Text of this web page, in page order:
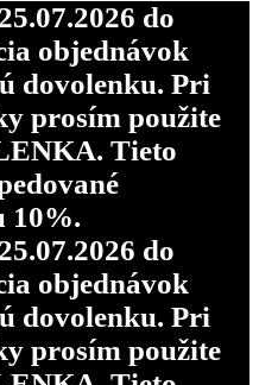
do
objednávok
dovolenku. Pri
prosím použite
Tieto
10%.
do
objednávok
dovolenku. Pri
prosím použite